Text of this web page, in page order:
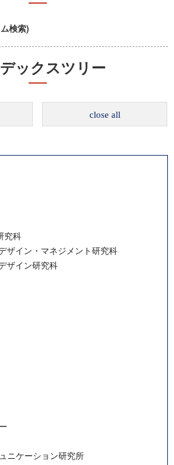
検索)
ックスツリー
close all
究科
ザイン・マネジメント研究科
ザイン研究科
ニケーション研究所